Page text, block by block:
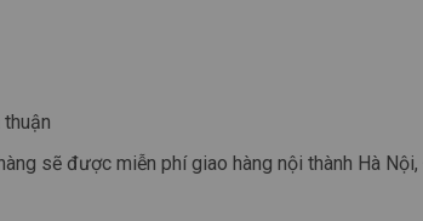
sẽ được miễn phí giao hàng nội thành Hà